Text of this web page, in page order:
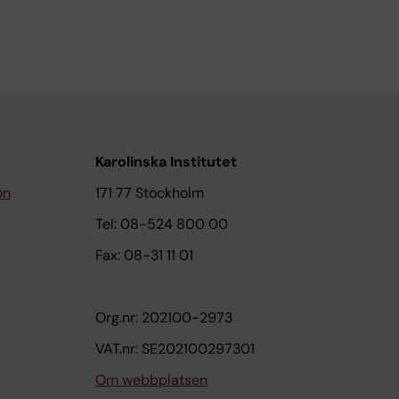
Karolinska Institutet
171 77 Stockholm
Tel: 08-524 800 00
Fax: 08-31 11 01
Org.nr: 202100-2973
VAT.nr: SE202100297301
Om webbplatsen